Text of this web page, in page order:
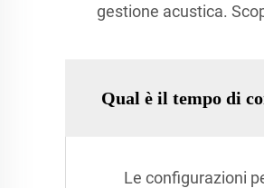
gestione acustica.
Qual è il tempo di
Le configurazioni